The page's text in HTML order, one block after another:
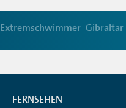
Extremschwimmer Gibraltar
FERNSEHEN